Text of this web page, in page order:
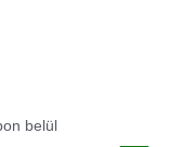
belül